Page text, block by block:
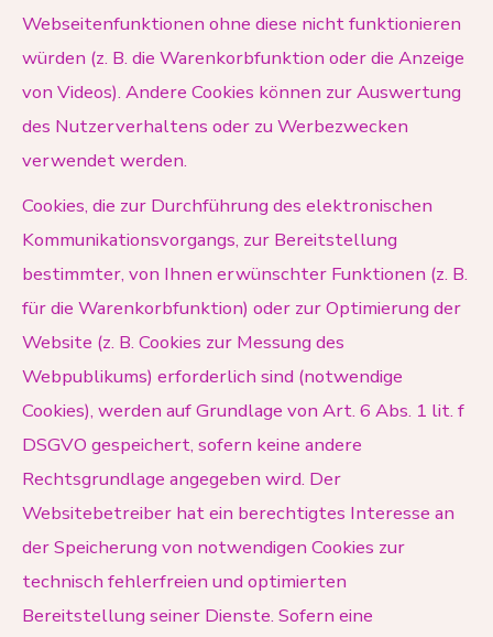
Webseitenfunktionen ohne diese nicht funktionieren
würden (z. B. die Warenkorbfunktion oder die Anzeige
von Videos). Andere Cookies können zur Auswertung
des Nutzerverhaltens oder zu Werbezwecken
verwendet werden.
Cookies, die zur Durchführung des elektronischen
Kommunikationsvorgangs, zur Bereitstellung
bestimmter, von Ihnen erwünschter Funktionen (z. B.
für die Warenkorbfunktion) oder zur Optimierung der
Website (z. B. Cookies zur Messung des
Webpublikums) erforderlich sind (notwendige
Cookies), werden auf Grundlage von Art. 6 Abs. 1 lit. f
DSGVO gespeichert, sofern keine andere
Rechtsgrundlage angegeben wird. Der
Websitebetreiber hat ein berechtigtes Interesse an
der Speicherung von notwendigen Cookies zur
technisch fehlerfreien und optimierten
Bereitstellung seiner Dienste. Sofern eine